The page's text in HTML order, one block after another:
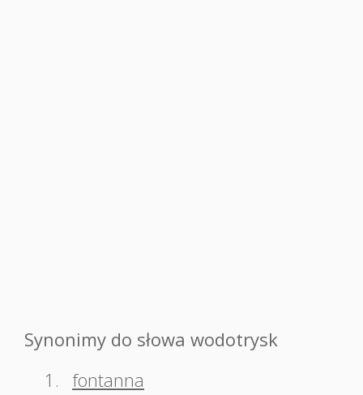
Synonimy do słowa wodotrysk
1. fontanna